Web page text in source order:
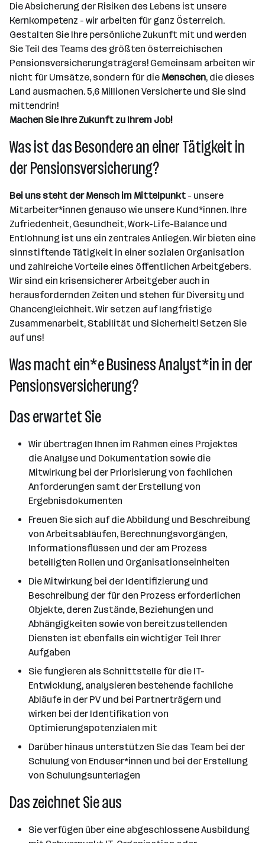
Die Absicherung der Risiken des Lebens ist unsere
Kernkompetenz - wir arbeiten für ganz Österreich.
Gestalten Sie Ihre persönliche Zukunft mit und werden
Sie Teil des Teams des größten österreichischen
Pensionsversicherungsträgers! Gemeinsam arbeiten wir
nicht für Umsätze, sondern für die Menschen, die dieses
Land ausmachen. 5,6 Millionen Versicherte und Sie sind
mittendrin!
Machen Sie Ihre Zukunft zu Ihrem Job!
Was ist das Besondere an einer Tätigkeit in
der Pensionsversicherung?
Bei uns steht der Mensch im Mittelpunkt - unsere
Mitarbeiter*innen genauso wie unsere Kund*innen. Ihre
Zufriedenheit, Gesundheit, Work-Life-Balance und
Entlohnung ist uns ein zentrales Anliegen. Wir bieten eine
sinnstiftende Tätigkeit in einer sozialen Organisation
und zahlreiche Vorteile eines öffentlichen Arbeitgebers.
Wir sind ein krisensicherer Arbeitgeber auch in
herausfordernden Zeiten und stehen für Diversity und
Chancengleichheit. Wir setzen auf langfristige
Zusammenarbeit, Stabilität und Sicherheit! Setzen Sie
auf uns!
Was macht ein*e Business Analyst*in in der
Pensionsversicherung?
Das erwartet Sie
Wir übertragen Ihnen im Rahmen eines Projektes
die Analyse und Dokumentation sowie die
Mitwirkung bei der Priorisierung von fachlichen
Anforderungen samt der Erstellung von
Ergebnisdokumenten
Freuen Sie sich auf die Abbildung und Beschreibung
von Arbeitsabläufen, Berechnungsvorgängen,
Informationsflüssen und der am Prozess
beteiligten Rollen und Organisationseinheiten
Die Mitwirkung bei der Identifizierung und
Beschreibung der für den Prozess erforderlichen
Objekte, deren Zustände, Beziehungen und
Abhängigkeiten sowie von bereitzustellenden
Diensten ist ebenfalls ein wichtiger Teil Ihrer
Aufgaben
Sie fungieren als Schnittstelle für die IT-
Entwicklung, analysieren bestehende fachliche
Abläufe in der PV und bei Partnerträgern und
wirken bei der Identifikation von
Optimierungspotenzialen mit
Darüber hinaus unterstützen Sie das Team bei der
Schulung von Enduser*innen und bei der Erstellung
von Schulungsunterlagen
Das zeichnet Sie aus
Sie verfügen über eine abgeschlossene Ausbildung